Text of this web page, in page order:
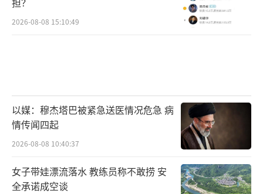
2026-08-08 15:10:49
以媒：穆杰塔巴被紧急送医情况危急 病
情传闻四起
2026-08-08 10:40:37
女子带娃漂流落水 教练员称不敢捞 安
全承诺成空谈